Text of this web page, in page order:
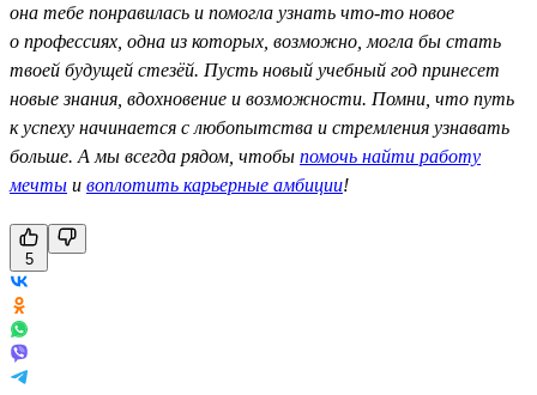
она тебе понравилась и помогла узнать что-то новое
о профессиях, одна из которых, возможно, могла бы стать
твоей будущей стезёй. Пусть новый учебный год принесет
новые знания, вдохновение и возможности. Помни, что путь
к успеху начинается с любопытства и стремления узнавать
больше. А мы всегда рядом, чтобы помочь найти работу
мечты и воплотить карьерные амбиции!
5